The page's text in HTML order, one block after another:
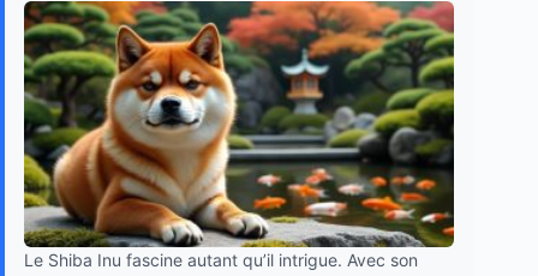
Le Shiba Inu fascine autant qu’il intrigue. Avec son